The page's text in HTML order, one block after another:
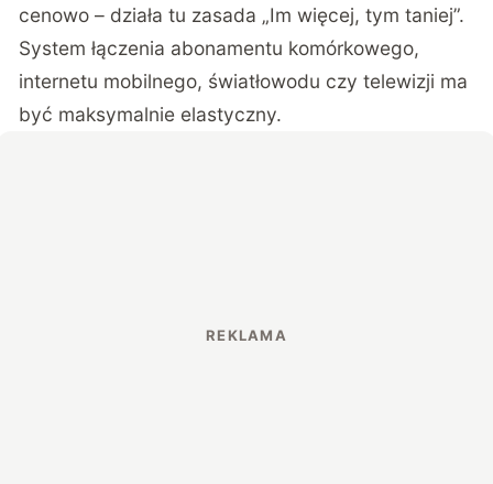
cenowo – działa tu zasada „Im więcej, tym taniej”.
System łączenia abonamentu komórkowego,
internetu mobilnego, światłowodu czy telewizji ma
być maksymalnie elastyczny.